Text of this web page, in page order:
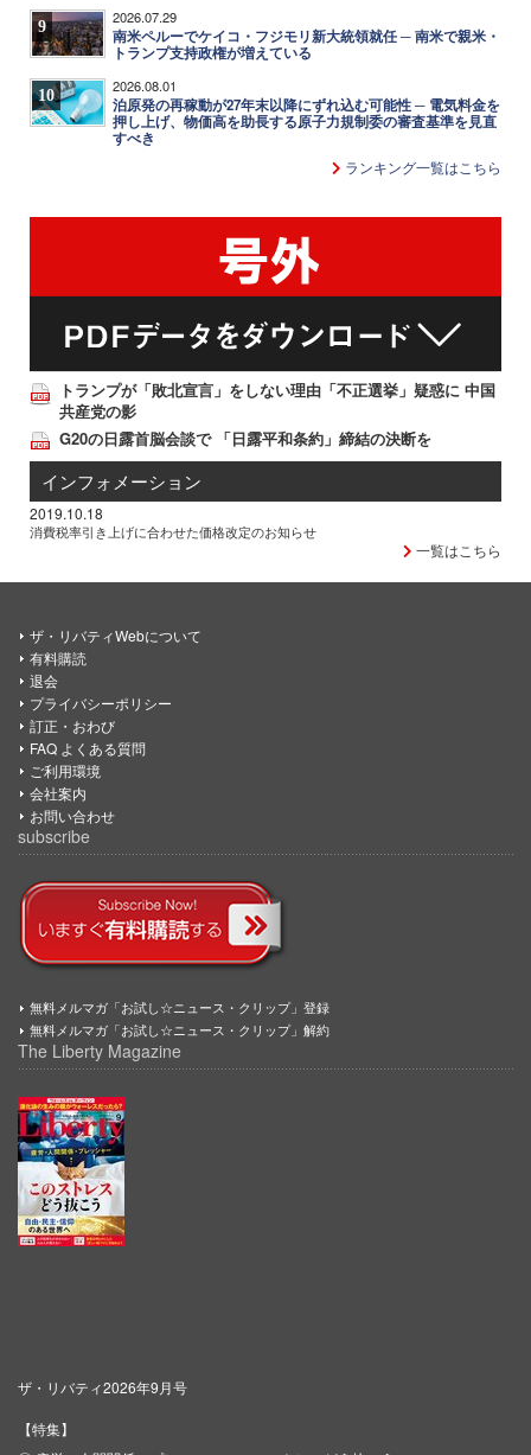
9 2026.07.29
南米ペルーでケイコ・フジモリ新大統領就任 ─ 南米で親米・
トランプ支持政権が増えている
10 2026.08.01
泊原発の再稼動が27年末以降にずれ込む可能性 ─ 電気料金を
押し上げ、物価高を助長する原子力規制委の審査基準を見直
すべき
ランキング一覧はこちら
トランプが「敗北宣言」をしない理由「不正選挙」疑惑に 中国
共産党の影
G20の日露首脳会談で 「日露平和条約」締結の決断を
インフォメーション
2019.10.18
消費税率引き上げに合わせた価格改定のお知らせ
一覧はこちら
ザ・リバティWebについて
有料購読
退会
プライバシーポリシー
訂正・おわび
FAQ よくある質問
ご利用環境
会社案内
お問い合わせ
subscribe
無料メルマガ「お試し☆ニュース・クリップ」登録
無料メルマガ「お試し☆ニュース・クリップ」解約
The Liberty Magazine
ザ・リバティ2026年9月号
【特集】